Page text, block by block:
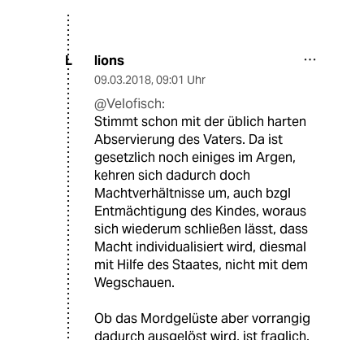
L lions
09.03.2018, 09:01 Uhr
@Velofisch:
Stimmt schon mit der üblich harten
Abservierung des Vaters. Da ist
gesetzlich noch einiges im Argen,
kehren sich dadurch doch
Machtverhältnisse um, auch bzgl
Entmächtigung des Kindes, woraus
sich wiederum schließen lässt, dass
Macht individualisiert wird, diesmal
mit Hilfe des Staates, nicht mit dem
Wegschauen.
Ob das Mordgelüste aber vorrangig
dadurch ausgelöst wird, ist fraglich.